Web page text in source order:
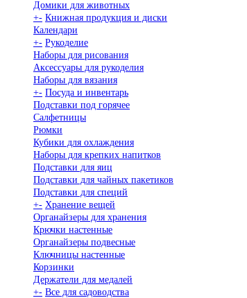
Домики для животных
+- Книжная продукция и диски
Календари
+- Рукоделие
Наборы для рисования
Аксессуары для рукоделия
Наборы для вязания
+- Посуда и инвентарь
Подставки под горячее
Салфетницы
Рюмки
Кубики для охлаждения
Наборы для крепких напитков
Подставки для яиц
Подставки для чайных пакетиков
Подставки для специй
+- Хранение вещей
Органайзеры для хранения
Крючки настенные
Органайзеры подвесные
Ключницы настенные
Корзинки
Держатели для медалей
+- Все для садоводства